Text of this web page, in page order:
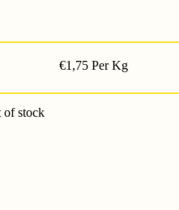
€1,75 Per Kg
of stock